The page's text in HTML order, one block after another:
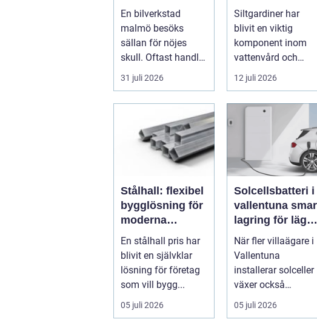
En bilverkstad
malmö besöks
sällan för nöjes
skull. Oftast handlar
det om att lösa ett
problem snabb...
31 juli 2026
vattenmiljöer
Siltgardiner har
blivit en viktig
komponent inom
vattenvård och
muddringsindustri
tack vare si...
12 juli 2026
Stålhall: flexibel
bygglösning för
moderna
verksamheter
En stålhall pris har
blivit en självklar
lösning för företag
som vill bygg...
05 juli 2026
Solcellsbatteri i
vallentuna smart
lagring för lägre
elkostnader året
runt
När fler villaägare i
Vallentuna
installerar solceller
växer också
intresset för
energilagring. Ett ...
05 juli 2026